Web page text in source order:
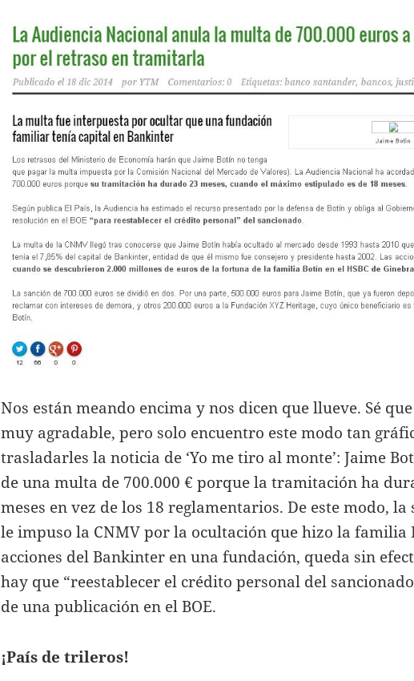
Nos están meando encima y nos dicen que llueve. Sé
muy agradable, pero solo encuentro este modo tan
trasladarles la noticia de ‘Yo me tiro al monte’: Jaime
de una multa de 700.000 € porque la tramitación ha
meses en vez de los 18 reglamentarios. De este modo, la
le impuso la CNMV por la ocultación que hizo la familia
acciones del Bankinter en una fundación, queda sin
hay que “reestablecer el crédito personal del
de una publicación en el BOE.
¡País de trileros!